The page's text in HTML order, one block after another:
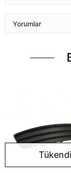
Yorumlar
Tükendi